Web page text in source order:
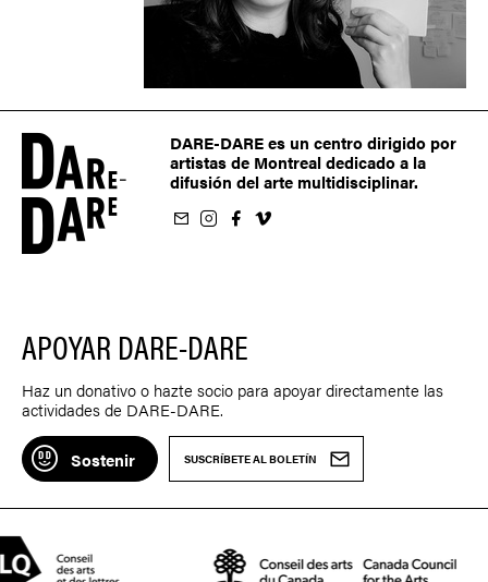
DARE-DARE es un centro dirigido por
artistas de Montreal dedicado a la
difusión del arte multidisciplinar.
sur Instagram
sur Facebook
nous sur Vimeo
APOYAR DARE-DARE
Haz un donativo o hazte socio para apoyar directamente las
actividades de DARE-DARE.
Sostenir SUSCRÍBETE AL BOLETÍN